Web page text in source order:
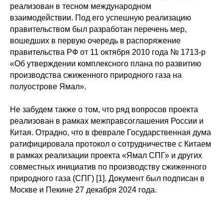
реализован в тесном международном
взаимодействии. Под его успешную реализацию
правительством был разработан перечень мер,
вошедших в первую очередь в распоряжение
правительства РФ от 11 октября 2010 года № 1713-р
«Об утверждении комплексного плана по развитию
производства сжиженного природного газа на
полуострове Ямал».
Не забудем также о том, что ряд вопросов проекта
реализован в рамках межправсоглашения России и
Китая. Отрадно, что в феврале Государственная дума
ратифицировала протокол о сотрудничестве с Китаем
в рамках реализации проекта «Ямал СПГ» и других
совместных инициатив по производству сжиженного
природного газа (СПГ) [1]. Документ был подписан в
Москве и Пекине 27 декабря 2024 года.